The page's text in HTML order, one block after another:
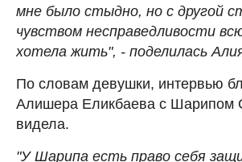
мне было стыдно, но с другой
чувством несправедливости
хотела жить", - поделилась
По словам девушки, интервью
Алишера Еликбаева с Шарипом
видела.
"У Шарипа есть право себя